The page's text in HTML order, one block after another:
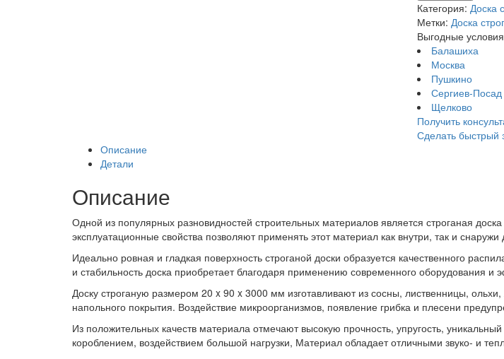
Категория: Доска
Метки: Доска
Выгодные
Балашиха
Москва
Пушкино
Сергиев-Посад
Щелково
Получить
Сделать быстрый
Описание
Детали
Описание
Одной из популярных разновидностей строительных материалов является строганая
эксплуатационные свойства позволяют применять этот материал как внутри, так и
Идеально ровная и гладкая поверхность строганой доски образуется качественного
и стабильность доска приобретает благодаря применению современного оборудования
Доску строганую размером 20 x 90 x 3000 мм изготавливают из сосны, лиственницы,
напольного покрытия. Воздействие микроорганизмов, появление грибка и плесени
Из положительных качеств материала отмечают высокую прочность, упругость,
короблением, воздействием большой нагрузки, Материал обладает отличными звуко- и